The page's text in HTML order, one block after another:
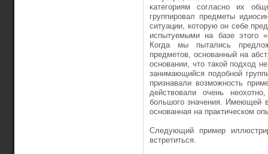
категориям согласно их
группировал предметы
ситуации, которую он себе
испытуемыми на базе этого
Когда мы пытались
предметов, основанный на
основании, что такой подход
занимающийся подобной
признавали возможность
действовали очень
большого значения. Имеющей
основанная на практическом
Следующий пример
встретиться.